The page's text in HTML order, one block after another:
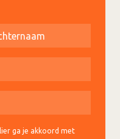
ga je akkoord met